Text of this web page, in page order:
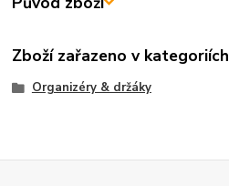
Zboží zařazeno v kategoriích
Organizéry & držáky